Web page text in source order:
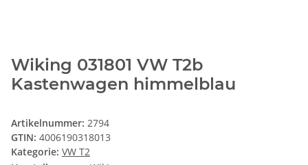
Wiking 031801 VW T2b
Kastenwagen himmelblau
Artikelnummer: 2794
GTIN: 4006190318013
Kategorie: VW T2